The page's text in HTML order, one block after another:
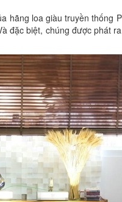
hãng loa giàu truyền thống
đặc biệt, chúng được phát